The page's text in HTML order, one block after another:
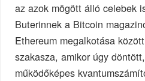
az azok mögött álló celebek
Buterinnek a Bitcoin
Ethereum megalkotása
szakasza, amikor úgy
működőképes